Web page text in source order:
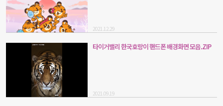
2021.12.29
타이거밸리 한국호랑이 핸드폰 배경화면 모음.ZIP
2021.09.19